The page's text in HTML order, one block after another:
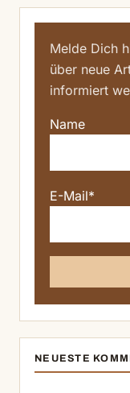
Melde Dich
über neue
informiert
Name
E-Mail*
NEUESTE